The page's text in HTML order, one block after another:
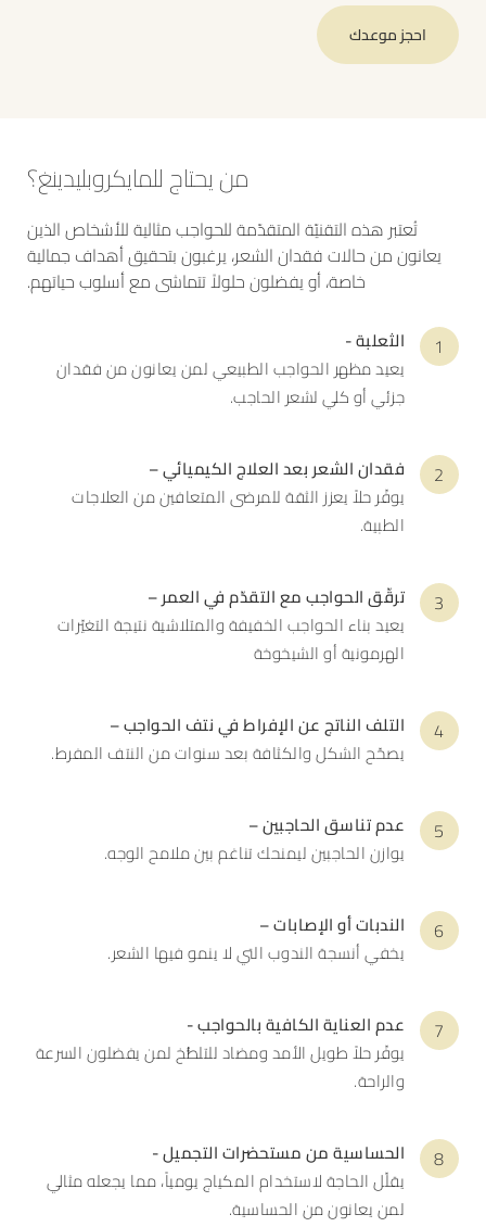
احجز موعدك
من يحتاج للمايكروبليدينغ؟
تُعتبر هذه التقنيّة المتقدّمة للحواجب مثالية للأشخاص الذين
يعانون من حالات فقدان الشعر، يرغبون بتحقيق أهداف جمالية
خاصة، أو يفضلون حلولاً تتماشى مع أسلوب حياتهم.
الثعلبة -
يعيد مظهر الحواجب الطبيعي لمن يعانون من فقدان
جزئي أو كلي لشعر الحاجب.
فقدان الشعر بعد العلاج الكيميائي –
يوفّر حلاً يعزز الثقة للمرضى المتعافين من العلاجات
الطبية.
ترقّق الحواجب مع التقدّم في العمر –
يعيد بناء الحواجب الخفيفة والمتلاشية نتيجة التغيّرات
الهرمونية أو الشيخوخة
التلف الناتج عن الإفراط في نتف الحواجب –
يصحّح الشكل والكثافة بعد سنوات من النتف المفرط.
عدم تناسق الحاجبين –
يوازن الحاجبين ليمنحك تناغم بين ملامح الوجه.
الندبات أو الإصابات –
يخفي أنسجة الندوب التي لا ينمو فيها الشعر.
عدم العناية الكافية بالحواجب -
يوفّر حلاً طويل الأمد ومضاد للتلطُّخ لمن يفضلون السرعة
والراحة.
الحساسية من مستحضرات التجميل -
يقلّل الحاجة لاستخدام المكياج يومياً، مما يجعله مثالي
لمن يعانون من الحساسية.